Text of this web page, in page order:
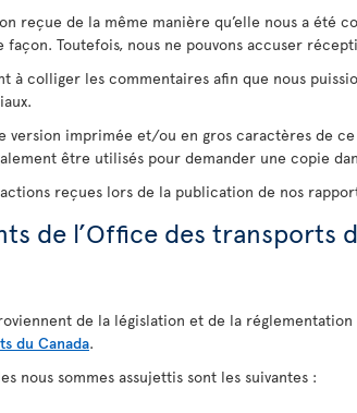
reçue de la même manière qu’elle nous a été
Toutefois, nous ne pouvons accuser
à colliger les commentaires afin que nous
imprimée et/ou en gros caractères de
être utilisés pour demander une copie
reçues lors de la publication de nos
de l’Office des transports
de la législation et de la
du Canada.
nous sommes assujettis sont les suivantes :